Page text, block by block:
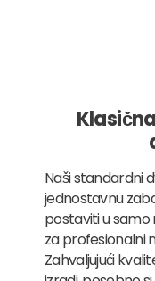
Naši standardni
jednostavnu
postaviti u samo
za profesionalni
Zahvaljujući